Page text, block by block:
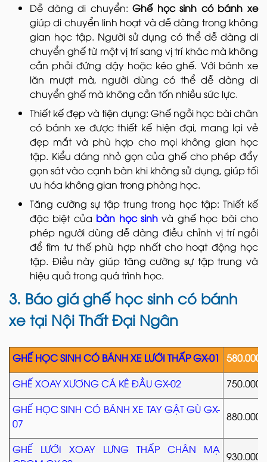
Dễ dàng di chuyển:Ghế học sinh có bánh xe
giúp di chuyển linh hoạt và dễ dàng trong không
gian học tập. Người sử dụng có thể dễ dàng di
chuyển ghế từ một vị trí sang vị trí khác mà không
cần phải đứng dậy hoặc kéo ghế. Với bánh xe
lăn mượt mà, người dùng có thể dễ dàng di
chuyển ghế mà không cần tốn nhiều sức lực.
Thiết kế đẹp và tiện dụng: Ghế ngồi học bài chân
có bánh xe được thiết kế hiện đại, mang lại vẻ
đẹp mắt và phù hợp cho mọi không gian học
tập. Kiểu dáng nhỏ gọn của ghế cho phép đẩy
gọn sát vào cạnh bàn khi không sử dụng, giúp tối
ưu hóa không gian trong phòng học.
Tăng cường sự tập trung trong học tập: Thiết kế
đặc biệt của bàn học sinh và ghế học bài cho
phép người dùng dễ dàng điều chỉnh vị trí ngồi
để tìm tư thế phù hợp nhất cho hoạt động học
tập. Điều này giúp tăng cường sự tập trung và
hiệu quả trong quá trình học.
3. Báo giá ghế học sinh có bánh
xe tại Nội Thất Đại Ngân
GHẾ HỌC SINH CÓ BÁNH XE LƯỚI THẤP GX-01
580.000đ
GHẾ XOAY XƯƠNG CÁ KÊ ĐẦU GX-02
750.000đ
GHẾ HỌC SINH CÓ BÁNH XE TAY GẬT GÙ GX-
07
880.000đ
GHẾ LƯỚI XOAY LƯNG THẤP CHÂN MẠ
930.000đ